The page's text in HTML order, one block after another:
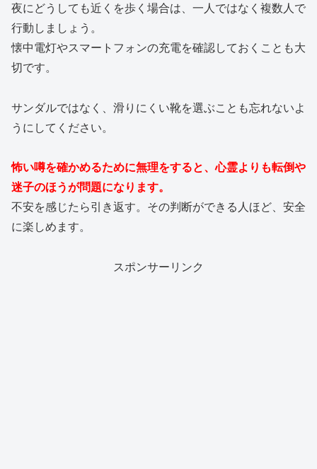
夜にどうしても近くを歩く場合は、一人ではなく複数人で
行動しましょう。
懐中電灯やスマートフォンの充電を確認しておくことも大
切です。
サンダルではなく、滑りにくい靴を選ぶことも忘れないよ
うにしてください。
怖い噂を確かめるために無理をすると、心霊よりも転倒や
迷子のほうが問題になります。
不安を感じたら引き返す。その判断ができる人ほど、安全
に楽しめます。
スポンサーリンク